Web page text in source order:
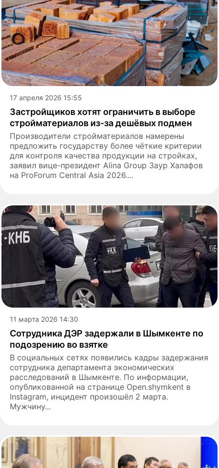
17 апреля 2026 15:55
Застройщиков хотят ограничить в выборе
стройматериалов из-за дешёвых подмен
Производители стройматериалов намерены
предложить государству более чёткие критерии
для контроля качества продукции на стройках,
заявил вице-президент Alina Group Заур Халафов
на ProForum Central Asia 2026....
11 марта 2026 14:30
Сотрудника ДЭР задержали в Шымкенте по
подозрению во взятке
В социальных сетях появились кадры задержания
сотрудника департамента экономических
расследований в Шымкенте. По информации,
опубликованной на странице Open.shymkent в
Instagram, инцидент произошёл 2 марта.
Мужчину...